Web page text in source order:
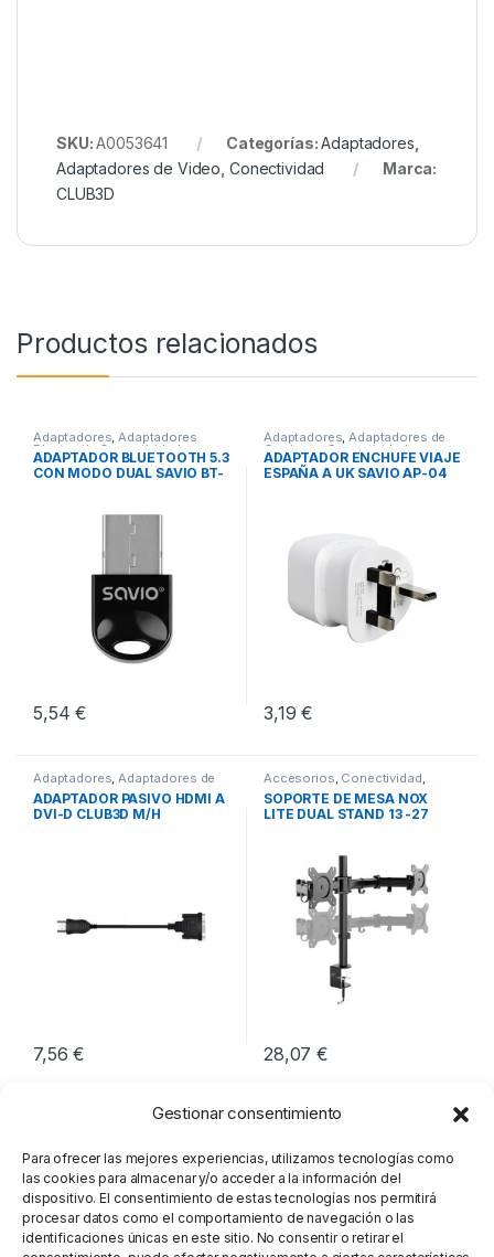
Gestionar consentimiento
Para ofrecer las mejores experiencias, utilizamos tecnologías como
las cookies para almacenar y/o acceder a la información del
dispositivo. El consentimiento de estas tecnologías nos permitirá
procesar datos como el comportamiento de navegación o las
identificaciones únicas en este sitio. No consentir o retirar el
SKU:A0053641 Categorías:Adaptadores
Adaptadores de Video Conectividad
Marca:
CLUB3D
Productos relacionados
Adaptadores,Adaptadores
Bluetooth, Conectividad
ADAPTADOR BLUETOOTH 5.3
CON MODO DUAL SAVIO BT-
5,54€
Adaptadores,Adaptadores de
Corriente,Conectividad
ADAPTADOR ENCHUFE VIAJE
ESPAÑA A UK SAVIO AP-04
3,19€
Adaptadores,Adaptadores de
Video,Conectividad
ADAPTADOR PASIVO HDMI A
DVI-D CLUB3D M/H
7,56€
Accesorios, Conectividad,
Soportes TV
SOPORTE DE MESA NOX
LITE DUAL STAND 13 -27
28,07€